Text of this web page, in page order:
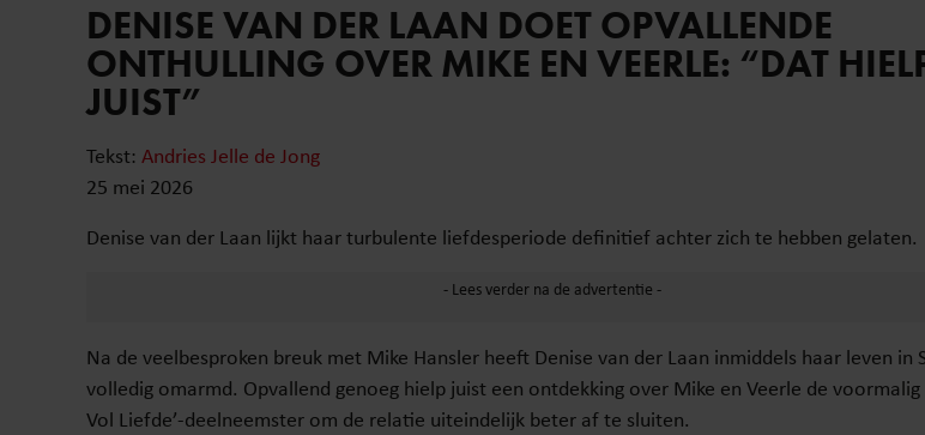
DENISE VAN DER LAAN DOET OPVALLENDE
ONTHULLING OVER MIKE EN VEERLE: “DAT
JUIST”
Tekst: Andries Jelle de Jong
25 mei 2026
Denise van der Laan lijkt haar turbulente liefdesperiode definitief achter zich te hebben gelaten.
Na de veelbesproken breuk met Mike Hansler heeft Denise van der Laan inmiddels haar leven in
volledig omarmd. Opvallend genoeg hielp juist een ontdekking over Mike en Veerle de voormalig
Vol Liefde’-deelneemster om de relatie uiteindelijk beter af te sluiten.